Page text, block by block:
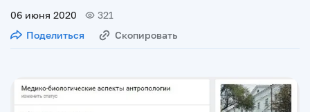
06 июня 2020
321
Поделиться
Скопировать